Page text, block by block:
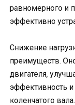
равномерного и
эффективно
Снижение
преимуществ.
двигателя,
эффективность
коленчатого вала.